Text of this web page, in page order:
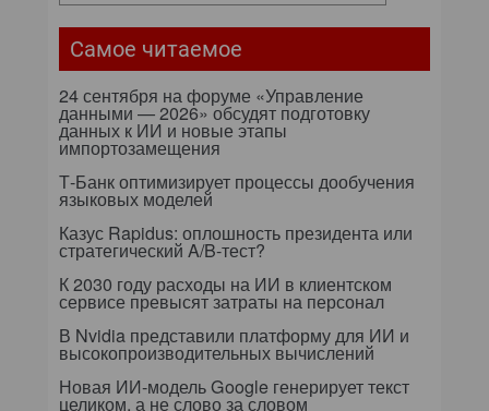
Самое читаемое
24 сентября на форуме «Управление
данными — 2026» обсудят подготовку
данных к ИИ и новые этапы
импортозамещения
Т-Банк оптимизирует процессы дообучения
языковых моделей
Казус Rapidus: оплошность президента или
стратегический A/B-тест?
К 2030 году расходы на ИИ в клиентском
сервисе превысят затраты на персонал
В Nvidia представили платформу для ИИ и
высокопроизводительных вычислений
Новая ИИ-модель Google генерирует текст
целиком, а не слово за словом